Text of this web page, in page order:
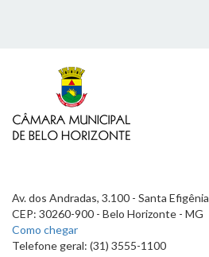
Av. dos Andradas, 3.100 - Santa Efigênia
CEP: 30260-900 - Belo Horizonte - MG
Como chegar
Telefone geral: (31) 3555-1100